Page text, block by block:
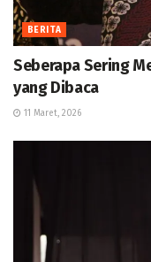
BERITA
Seberapa Sering
yang Dibaca
11 Maret, 2026